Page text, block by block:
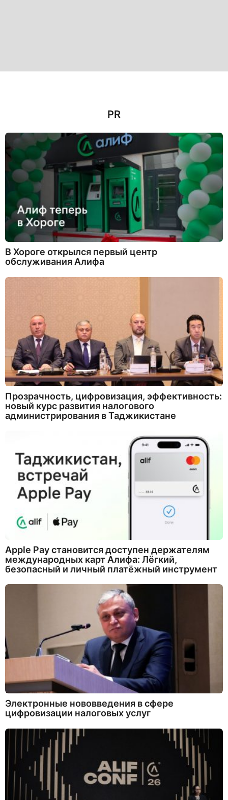
PR
В Хороге открылся первый центр
обслуживания Алифа
Прозрачность, цифровизация, эффективность:
новый курс развития налогового
администрирования в Таджикистане
Apple Pay становится доступен держателям
международных карт Алифа: Лёгкий,
безопасный и личный платёжный инструмент
Электронные нововведения в сфере
цифровизации налоговых услуг